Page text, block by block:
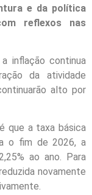
e da política
reflexos nas
inflação continua
da atividade
alto por
que a taxa básica
o fim de 2026, a
ao ano. Para
novamente